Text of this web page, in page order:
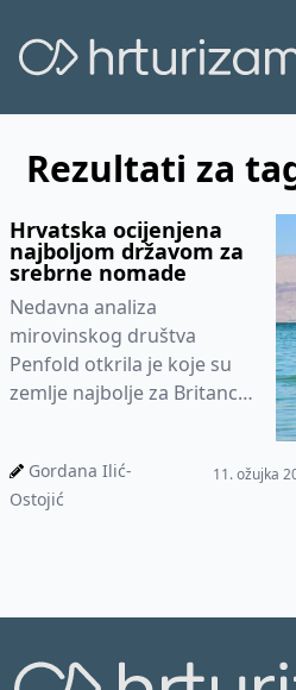
Rezultati za
Hrvatska ocijenjena
najboljom državom za
srebrne nomade
Nedavna analiza
mirovinskog društva
Penfold otkrila je koje su
zemlje najbolje za Britance
Gordana Ilić-
Ostojić
11. ožujka